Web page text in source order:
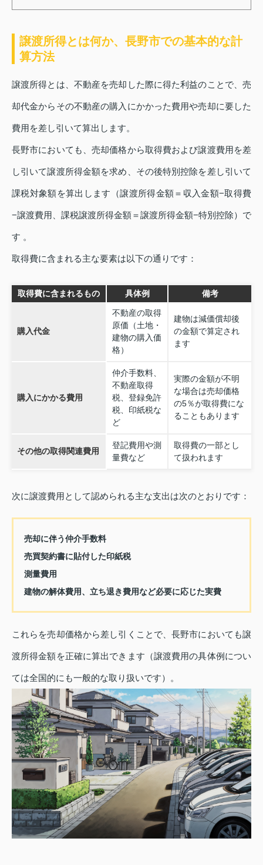
譲渡所得とは何か、長野市での基本的な計
算方法
譲渡所得とは、不動産を売却した際に得た利益のことで、売
却代金からその不動産の購入にかかった費用や売却に要した
費用を差し引いて算出します。
長野市においても、売却価格から取得費および譲渡費用を差
し引いて譲渡所得金額を求め、その後特別控除を差し引いて
課税対象額を算出します（譲渡所得金額＝収入金額−取得費
−譲渡費用、課税譲渡所得金額＝譲渡所得金額−特別控除）で
す 。
取得費に含まれる主な要素は以下の通りです：
取得費に含まれるもの 具体例 備考
購入代金
不動産の取得
原価（土地・
建物の購入価
格）
建物は減価償却後
の金額で算定され
ます
購入にかかる費用
仲介手数料、
不動産取得
税、登録免許
税、印紙税な
ど
実際の金額が不明
な場合は売却価格
の5％が取得費にな
ることもあります
その他の取得関連費用
登記費用や測
量費など
取得費の一部とし
て扱われます
次に譲渡費用として認められる主な支出は次のとおりです：
売却に伴う仲介手数料
売買契約書に貼付した印紙税
測量費用
建物の解体費用、立ち退き費用など必要に応じた実費
これらを売却価格から差し引くことで、長野市においても譲
渡所得金額を正確に算出できます（譲渡費用の具体例につい
ては全国的にも一般的な取り扱いです）。